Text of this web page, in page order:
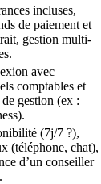
incluses,
de paiement et
gestion multi-
avec
comptables et
gestion (ex :
(7j/7 ?),
(téléphone, chat),
d’un conseiller